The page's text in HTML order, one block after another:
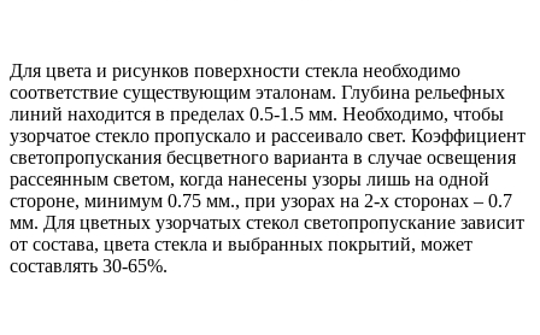
Для цвета и рисунков поверхности стекла необходимо
соответствие существующим эталонам. Глубина рельефных
линий находится в пределах 0.5-1.5 мм. Необходимо, чтобы
узорчатое стекло пропускало и рассеивало свет. Коэффициент
светопропускания бесцветного варианта в случае освещения
рассеянным светом, когда нанесены узоры лишь на одной
стороне, минимум 0.75 мм., при узорах на 2-х сторонах – 0.7
мм. Для цветных узорчатых стекол светопропускание зависит
от состава, цвета стекла и выбранных покрытий, может
составлять 30-65%.